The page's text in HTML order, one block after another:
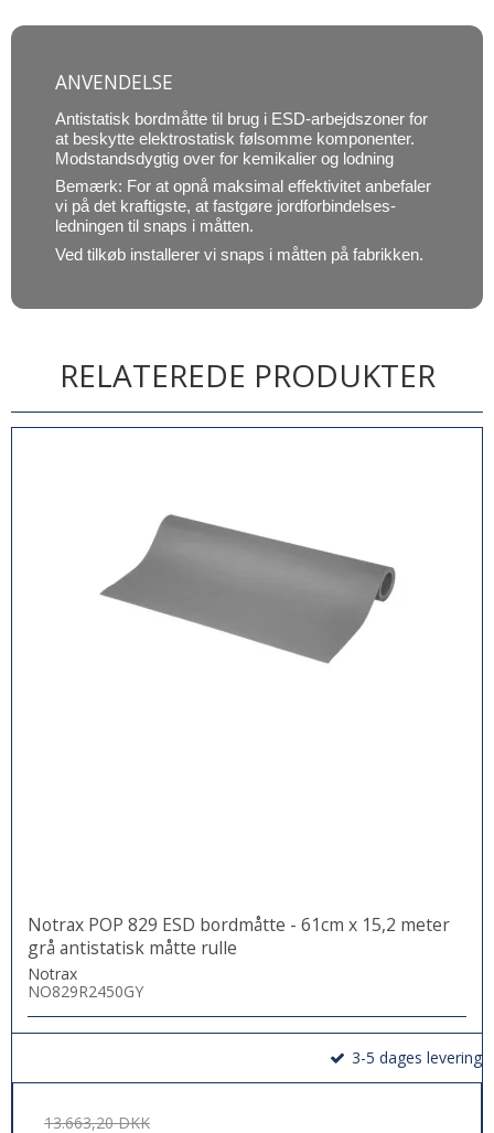
ANVENDELSE
Antistatisk bordmåtte til brug i ESD-arbejdszoner for
at beskytte elektrostatisk følsomme komponenter.
Modstandsdygtig over for kemikalier og lodning
Bemærk: For at opnå maksimal effektivitet anbefaler
vi på det kraftigste, at fastgøre jordforbindelses-
ledningen til snaps i måtten.
Ved tilkøb installerer vi snaps i måtten på fabrikken.
RELATEREDE PRODUKTER
Notrax POP 829 ESD bordmåtte - 61cm x 15,2 meter
grå antistatisk måtte rulle
Notrax
NO829R2450GY
3-5 dages levering
13.663,20 DKK